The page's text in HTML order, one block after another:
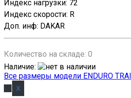
Индекс нагрузки: 72
Индекс скорости: R
Доп. инф: DAKAR
Количество на складе: 0
Наличие:
Все размеры модели ENDURO